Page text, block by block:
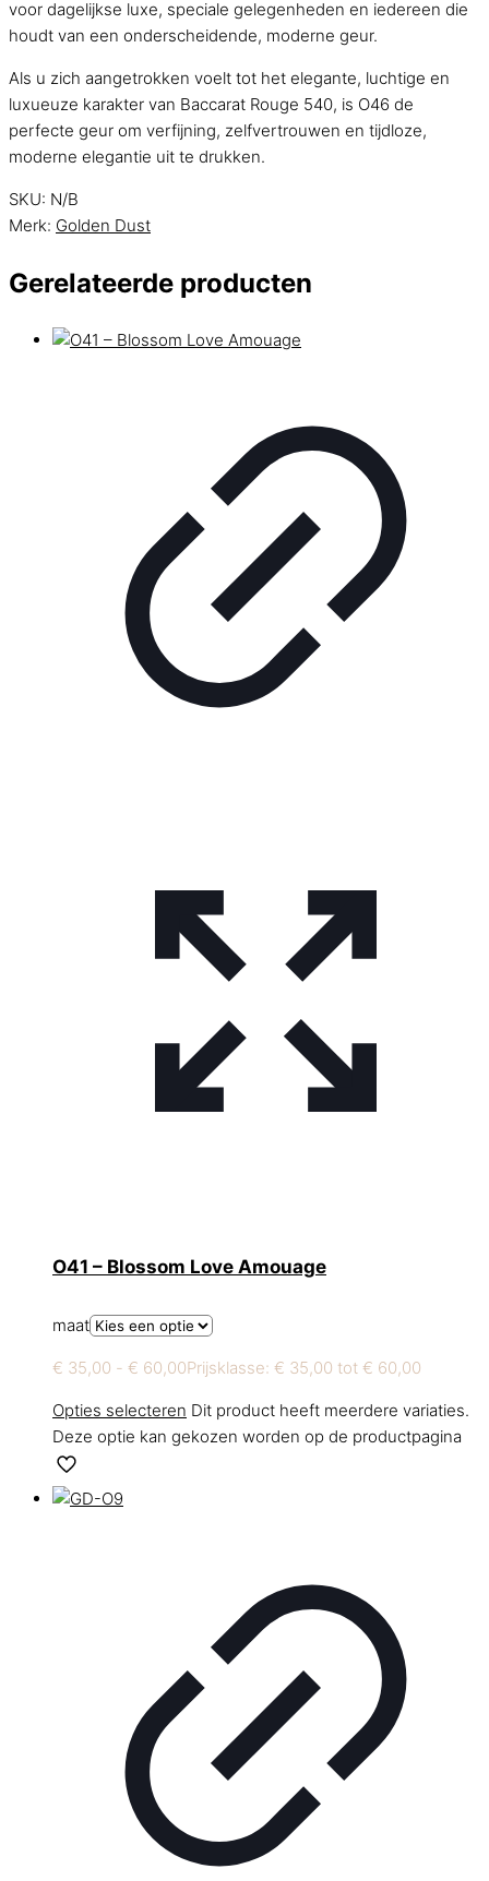
voor dagelijkse luxe, speciale gelegenheden en iedereen die
houdt van een onderscheidende, moderne geur.
Als u zich aangetrokken voelt tot het elegante, luchtige en
luxueuze karakter van Baccarat Rouge 540, is O46 de
perfecte geur om verfijning, zelfvertrouwen en tijdloze,
moderne elegantie uit te drukken.
SKU: N/B
Merk: Golden Dust
Gerelateerde producten
O41 – Blossom Love Amouage
maat
€ 35,00 - € 60,00Prijsklasse: € 35,00 tot € 60,00
Opties selecteren Dit product heeft meerdere variaties.
Deze optie kan gekozen worden op de productpagina